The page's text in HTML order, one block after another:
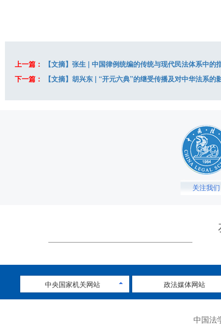
上一篇：
【文摘】张生 | 中国律例统编的传统与现代民法体系中的
下一篇：
【文摘】胡兴东 | “开元六典”的继受传播及对中华法系的
关注我们
中央国家机关网站 政法媒体网站
中国法